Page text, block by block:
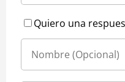
Quiero una